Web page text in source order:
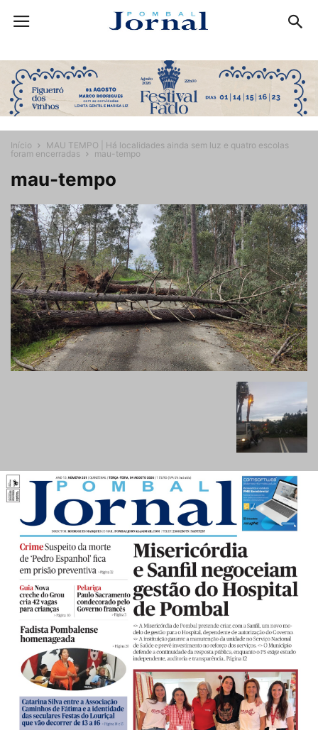
Início
MAU TEMPO | Há localidades ainda sem luz e quatro escolas
foram encerradas
mau-tempo
mau-tempo